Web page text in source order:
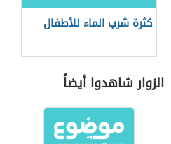
كثرة شرب الماء للأطفال
الزوار شاهدوا أيضاً